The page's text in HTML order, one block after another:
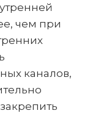
чем при
каналов,